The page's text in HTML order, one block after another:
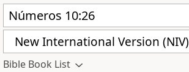
New International Version (NIV)
Bible Book List